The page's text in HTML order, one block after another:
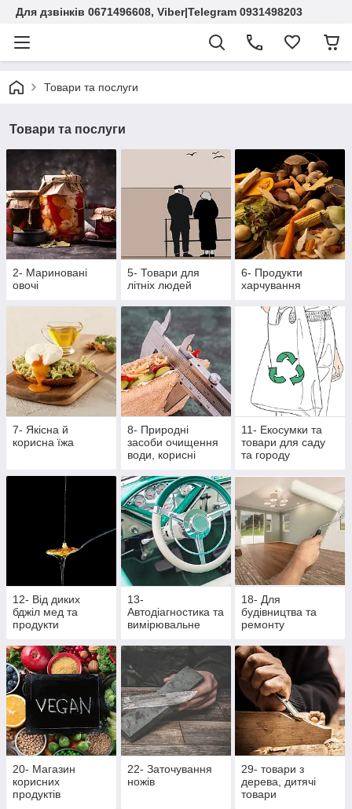
Для дзвінків 0671496608, Viber|Telegram 0931498203
Товари та послуги
Товари та послуги
2- Мариновані
овочі
5- Товари для
літніх людей
6- Продукти
харчування
7- Якісна й
корисна їжа
8- Природні
засоби очищення
води, корисні
11- Екосумки та
товари для саду
та городу
12- Від диких
бджіл мед та
продукти
13-
Автодіагностика та
вимірювальне
18- Для
будівництва та
ремонту
20- Магазин
корисних
продуктів
22- Заточування
ножів
29- товари з
дерева, дитячі
товари